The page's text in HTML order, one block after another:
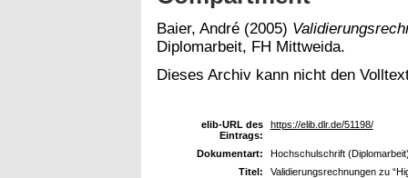
Baier, André (2005)
Diplomarbeit, FH Mittweida.
Dieses Archiv kann nicht den
elib-URL des
Eintrags:
https://elib.dlr.de/51198/
Dokumentart:
Hochschulschrift
Titel:
Validierungsrechnungen zu